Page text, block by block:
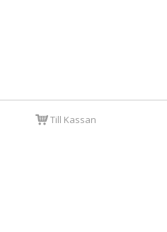
Till Kassan